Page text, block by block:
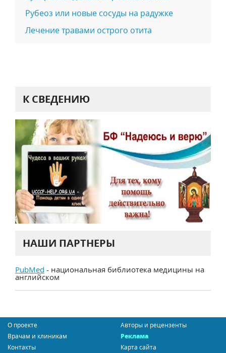
Рубеоз или новые сосуды на радужке
Лечение травами острого отита
К СВЕДЕНИЮ
НАШИ ПАРТНЕРЫ
PubMed - национальная библиотека медицины на
английском
О проекте
Авторы и рецензенты
Врачам и клиникам
Реклама
Контакты
Карта сайта